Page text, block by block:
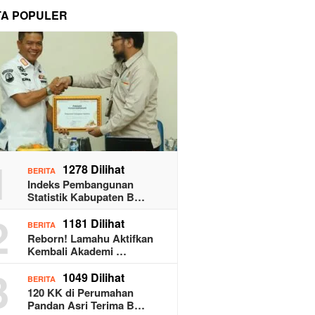
POPULER
BERITA 1278 Dilihat
Indeks Pembangunan
Statistik Kabupaten B…
BERITA 1181 Dilihat
Reborn! Lamahu Aktifkan
Kembali Akademi …
BERITA 1049 Dilihat
120 KK di Perumahan
Pandan Asri Terima B…